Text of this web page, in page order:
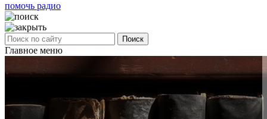
помочь радио
Поиск
Главное меню